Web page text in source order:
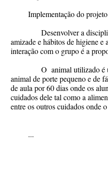
Implementação do projeto
Desenvolver a
amizade e hábitos de higiene e
interação com o grupo é a
O animal utilizado é
animal de porte pequeno e de
de aula por 60 dias onde os
cuidados dele tal como a
entre os outros cuidados onde
...